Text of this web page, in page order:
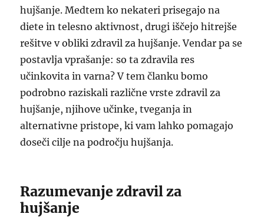
hujšanje. Medtem ko nekateri prisegajo na
diete in telesno aktivnost, drugi iščejo hitrejše
rešitve v obliki zdravil za hujšanje. Vendar pa se
postavlja vprašanje: so ta zdravila res
učinkovita in varna? V tem članku bomo
podrobno raziskali različne vrste zdravil za
hujšanje, njihove učinke, tveganja in
alternativne pristope, ki vam lahko pomagajo
doseči cilje na področju hujšanja.
Razumevanje zdravil za
hujšanje